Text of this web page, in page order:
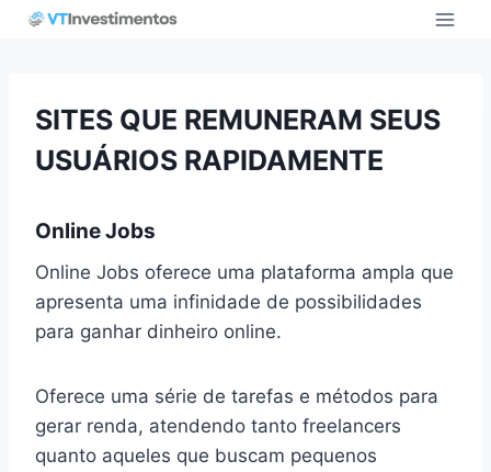
Pular
SITES QUE REMUNERAM SEUS
USUÁRIOS RAPIDAMENTE
Online Jobs
Online Jobs oferece uma plataforma ampla que
apresenta uma infinidade de possibilidades
para ganhar dinheiro online.
Oferece uma série de tarefas e métodos para
gerar renda, atendendo tanto freelancers
quanto aqueles que buscam pequenos